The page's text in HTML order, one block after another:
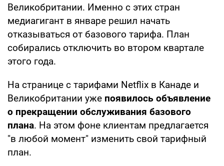
Великобритании. Именно с этих стран
медиагигант в январе решил начать
отказываться от базового тарифа. План
собирались отключить во втором квартале
этого года.
На странице с тарифами Netflix в Канаде и
Великобритании уже появилось объявление
о прекращении обслуживания базового
плана. На этом фоне клиентам предлагается
"в любой момент" изменить свой тарифный
план.